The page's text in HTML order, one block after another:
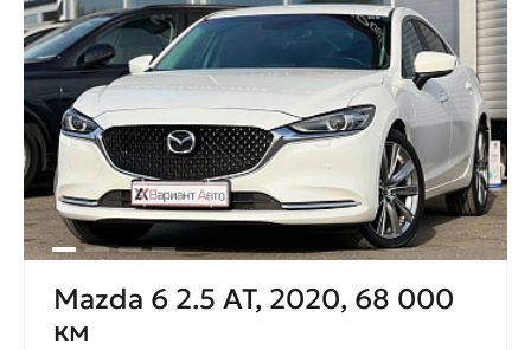
Mazda 6 2.5 AT, 2020, 68 000
км